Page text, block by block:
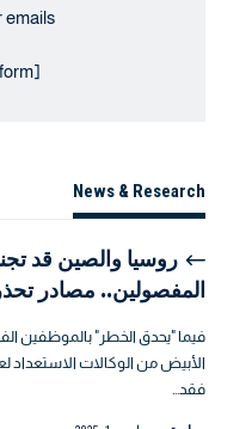
[mc4wp_form]
News & Research
روسيا والصين قد
المفصولين.. مصادر
فيما "يحدق الخطر" بالموظفين
الأبيض من الوكالات الاستعداد
فقد…